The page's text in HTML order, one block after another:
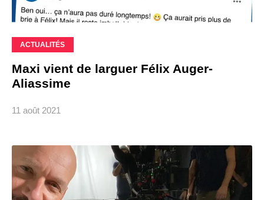
ACTUALITÉS
Maxi vient de larguer Félix Auger-
Aliassime
11 août 2021